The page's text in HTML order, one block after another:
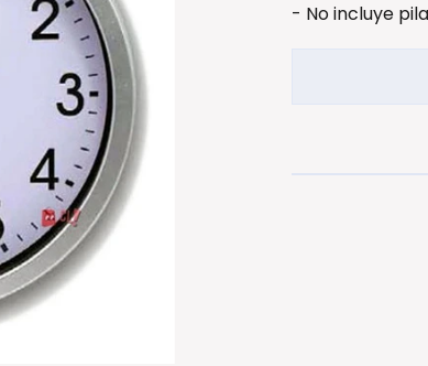
- No incluye